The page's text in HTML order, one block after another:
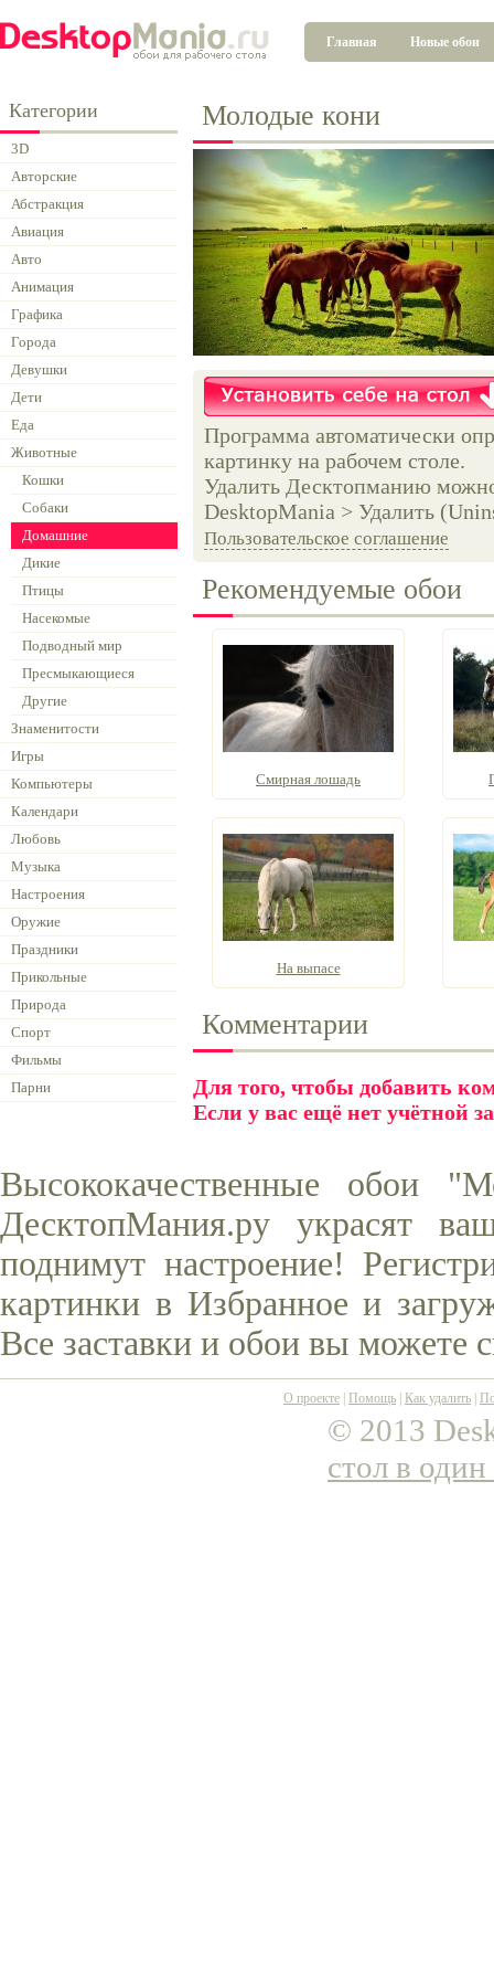
Главная Новые обои
Категории
3D
Авторские
Абстракция
Авиация
Авто
Анимация
Графика
Города
Девушки
Дети
Еда
Животные
Кошки
Собаки
Домашние
Дикие
Птицы
Насекомые
Подводный мир
Пресмыкающиеся
Другие
Знаменитости
Игры
Компьютеры
Календари
Любовь
Музыка
Настроения
Оружие
Праздники
Прикольные
Природа
Спорт
Фильмы
Парни
Молодые кони
Программа автоматически
картинку на рабочем столе.
Удалить Десктопманию
DesktopMania > Удалить
Пользовательское соглашение
Рекомендуемые обои
Смирная лошадь
На выпасе
Комментарии
Для того, чтобы добавить
Если у вас ещё нет учётной
Высококачественные обои
ДесктопМания.ру украсят
поднимут настроение!
картинки в Избранное и
Все заставки и обои вы можете
О проекте Помощь Как удалить
© 2013
стол в